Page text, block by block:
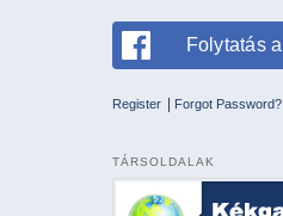
Folytatás a
Register | Forgot Password?
TÁRSOLDALAK